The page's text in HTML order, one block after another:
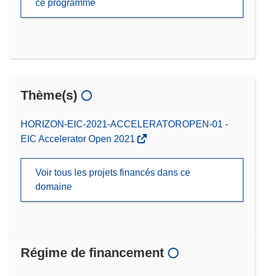
ce programme
Thème(s)
HORIZON-EIC-2021-ACCELERATOROPEN-01 -
EIC Accelerator Open 2021
Voir tous les projets financés dans ce
domaine
Régime de financement